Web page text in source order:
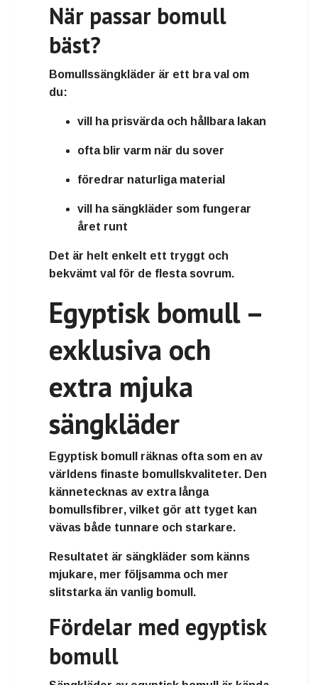
När passar bomull
bäst?
Bomullssängkläder är ett bra val om
du:
vill ha prisvärda och hållbara lakan
ofta blir varm när du sover
föredrar naturliga material
vill ha sängkläder som fungerar
året runt
Det är helt enkelt ett tryggt och
bekvämt val för de flesta sovrum.
Egyptisk bomull –
exklusiva och
extra mjuka
sängkläder
Egyptisk bomull
räknas ofta som en av
världens finaste bomullskvaliteter. Den
kännetecknas av extra långa
bomullsfibrer, vilket gör att tyget kan
vävas både tunnare och starkare.
Resultatet är sängkläder som känns
mjukare, mer följsamma och mer
slitstarkaän vanlig bomull.
Fördelar med egyptisk
bomull